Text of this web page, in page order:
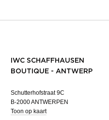
IWC SCHAFFHAUSEN
BOUTIQUE - ANTWERP
Schutterhofstraat 9C
B-2000 ANTWERPEN
Toon op kaart